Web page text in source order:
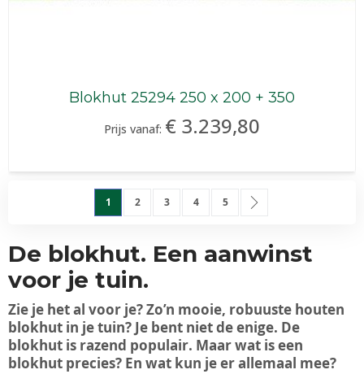
Blokhut 25294 250 x 200 + 350
Prijs vanaf: € 3.239,80
Pagina
U lees momenteel pagina
1 Pagina
2 Pagina
3 Pagina
4 Pagina
5
De blokhut. Een aanwinst
voor je tuin.
Zie je het al voor je? Zo’n mooie, robuuste houten
blokhut in je tuin? Je bent niet de enige. De
blokhut is razend populair. Maar wat is een
blokhut precies? En wat kun je er allemaal mee?